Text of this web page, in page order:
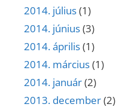
2014. július(1)
2014. június(3)
2014. április(1)
2014. március(1)
2014. január(2)
2013. december(2)